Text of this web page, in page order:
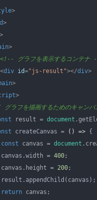
>
>
>
<!-- グラフを表示するコンテナ
<div id="js-result"></div>
>
>
ラフを描画するためのキャンバ
result = document
createCanvas = () => {
const canvas = document
=
400;
=
200;
return canvas;